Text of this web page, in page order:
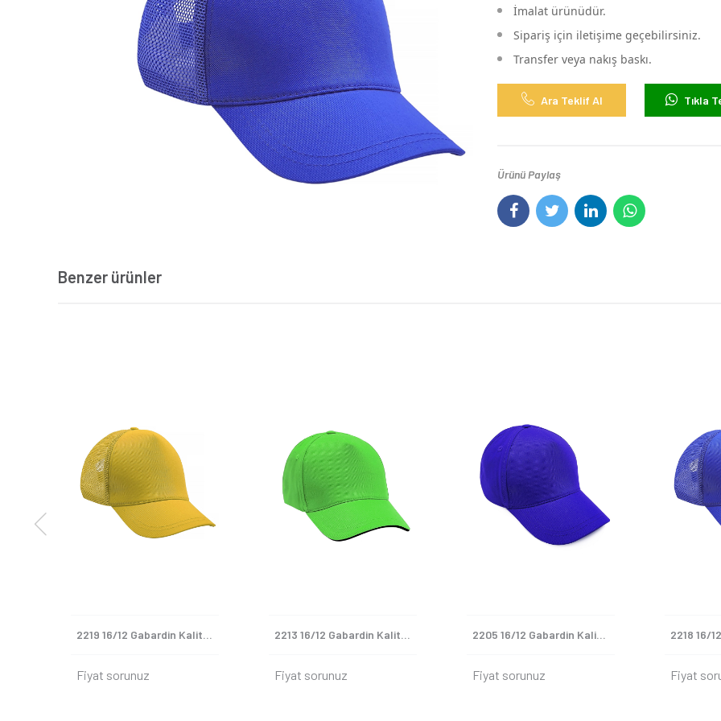
İmalat ürünüdür.
Sipariş için iletişime geçebilirsiniz.
Transfer veya nakış baskı.
Ara Teklif Al Tıkla
Ürünü Paylaş
Benzer ürünler
2219 16/12 Gabardin Kaliteli Şapka
Fiyat sorunuz
2213 16/12 Gabardin Kaliteli Şapka
Fiyat sorunuz
2205 16/12 Gabardin Kaliteli Şapka
Fiyat sorunuz Fiyat